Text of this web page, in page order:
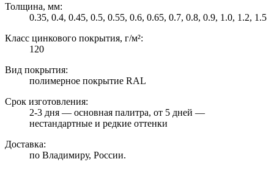
Толщина, мм:
0.35, 0.4, 0.45, 0.5, 0.55, 0.6, 0.65, 0.7, 0.8, 0.9, 1.0, 1.2, 1.5
Класс цинкового покрытия, г/м²:
120
Вид покрытия:
полимерное покрытие RAL
Срок изготовления:
2-3 дня — основная палитра, от 5 дней —
нестандартные и редкие оттенки
Доставка:
по Владимиру, России.